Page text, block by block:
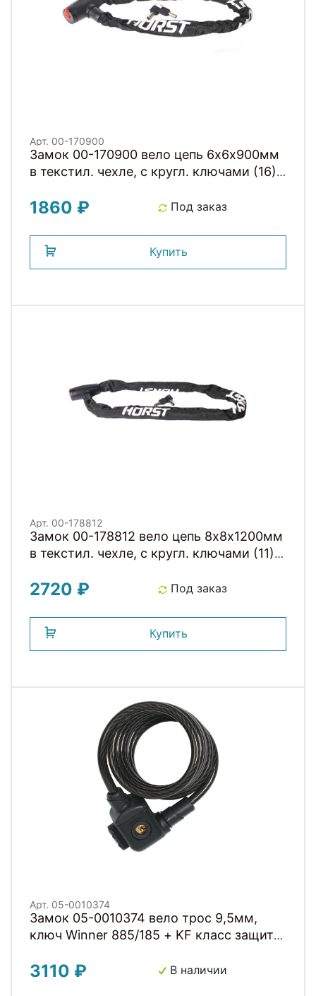
Арт. 00-170900
Замок 00-170900 вело цепь 6х6х900мм
в текстил. чехле, с кругл. ключами (16)
1860 ₽ Под заказ
Купить
Арт. 00-178812
Замок 00-178812 вело цепь 8х8х1200мм
в текстил. чехле, с кругл. ключами (11)
2720 ₽ Под заказ
Купить
Арт. 05-0010374
Замок 05-0010374 вело трос 9,5мм,
ключ Winner 885/185 + KF класс защиты
3110 ₽ В наличии